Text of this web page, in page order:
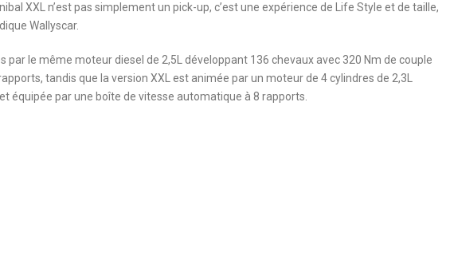
XXL n’est pas simplement un pick-up, c’est une expérience de Life Style et de taille,
Wallyscar.
par le même moteur diesel de 2,5L développant 136 chevaux avec 320 Nm de couple
tandis que la version XXL est animée par un moteur de 4 cylindres de 2,3L
équipée par une boîte de vitesse automatique à 8 rapports.